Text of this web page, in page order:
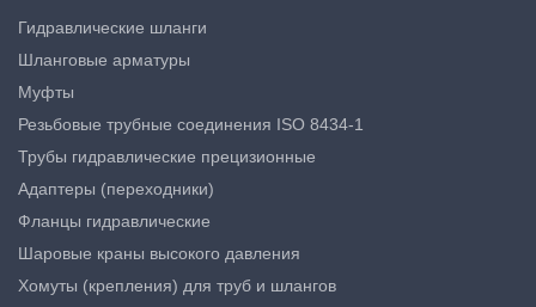
Гидравлические шланги
Шланговые арматуры
Муфты
Резьбовые трубные соединения ISO 8434-1
Трубы гидравлические прецизионные
Адаптеры (переходники)
Фланцы гидравлические
Шаровые краны высокого давления
Хомуты (крепления) для труб и шлангов